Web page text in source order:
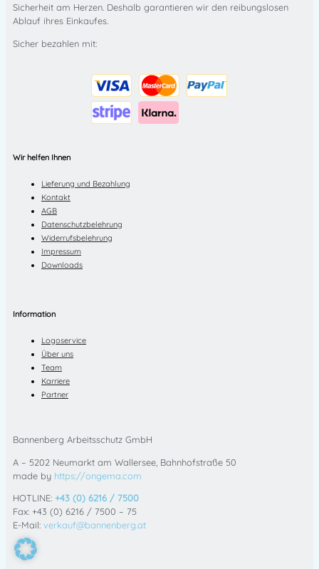
Sicherheit am Herzen. Deshalb garantieren wir den reibungslosen
Ablauf ihres Einkaufes.
Sicher bezahlen mit:
Wir helfen Ihnen
Lieferung und Bezahlung
Kontakt
AGB
Datenschutzbelehrung
Widerrufsbelehrung
Impressum
Downloads
Information
Logoservice
Über uns
Team
Karriere
Partner
Bannenberg Arbeitsschutz GmbH
A – 5202 Neumarkt am Wallersee, Bahnhofstraße 50
made by https://ongema.com
HOTLINE: +43 (0) 6216 / 7500
Fax: +43 (0) 6216 / 7500 – 75
E-Mail: verkauf@bannenberg.at